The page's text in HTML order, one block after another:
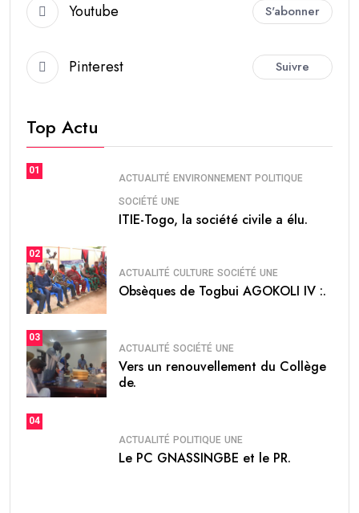
Youtube S'abonner
Pinterest Suivre
Top Actu
01
ACTUALITÉ ENVIRONNEMENT POLITIQUE
SOCIÉTÉ UNE
ITIE-Togo, la société civile a élu.
02
ACTUALITÉ CULTURE SOCIÉTÉ UNE
Obsèques de Togbui AGOKOLI IV :.
03
ACTUALITÉ SOCIÉTÉ UNE
Vers un renouvellement du Collège
de.
04
ACTUALITÉ POLITIQUE UNE
Le PC GNASSINGBE et le PR.